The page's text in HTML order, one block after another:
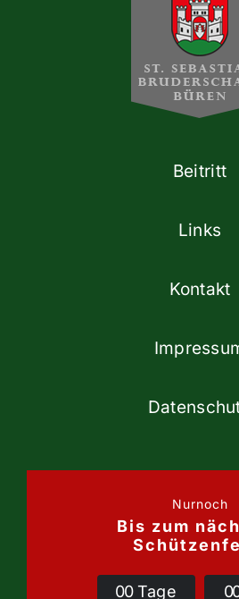
Beitritt
Links
Kontakt
Nurnoch
Bis zum
00Tage 0